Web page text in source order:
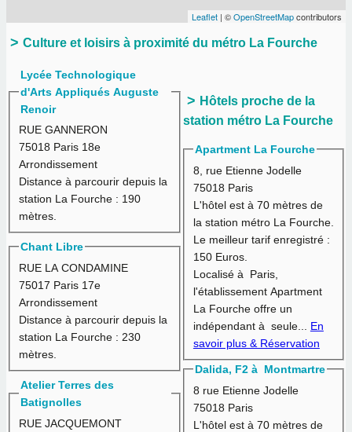
Leaflet | ©OpenStreetMapcontributors
Culture et loisirs à proximité du métro La Fourche
Lycée Technologique
d'Arts Appliqués Auguste
Renoir
RUE GANNERON
75018 Paris 18e
Arrondissement
Distance à parcourir depuis la
station La Fourche : 190
mètres.
Chant Libre
RUE LA CONDAMINE
75017 Paris 17e
Arrondissement
Distance à parcourir depuis la
station La Fourche : 230
mètres.
Atelier Terres des
Batignolles
RUE JACQUEMONT
Hôtels proche de la
station métro La Fourche
Apartment La Fourche
8, rue Etienne Jodelle
75018 Paris
L'hôtel est à 70 mètresde
la station métro La Fourche.
Le meilleur tarif enregistré :
150 Euros.
Localisé à Paris,
l'établissement Apartment
La Fourche offre un
indépendant à seule... En
savoir plus & Réservation
Dalida, F2 à Montmartre
8 rue Etienne Jodelle
75018 Paris
L'hôtel est à 70 mètresde